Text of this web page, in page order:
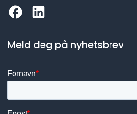
Meld deg på nyhetsbrev